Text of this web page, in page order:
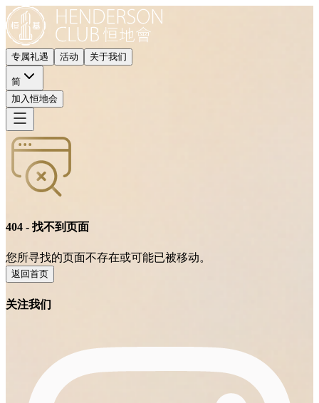
专属礼遇 活动 关于我们
简
加入恒地会
404 - 找不到页面
您所寻找的页面不存在或可能已被移动。
返回首页
关注我们